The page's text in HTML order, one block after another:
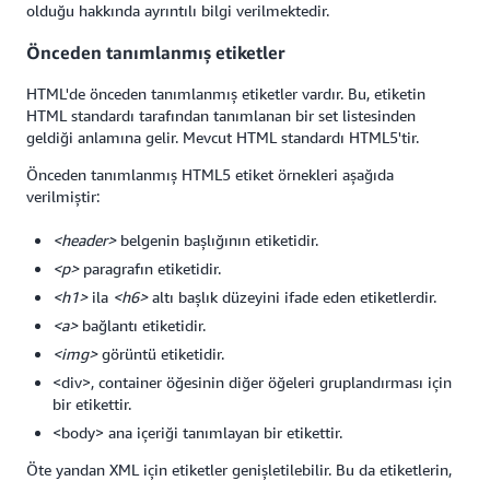
olduğu hakkında ayrıntılı bilgi verilmektedir.
Önceden tanımlanmış etiketler
HTML'de önceden tanımlanmış etiketler vardır. Bu, etiketin
HTML standardı tarafından tanımlanan bir set listesinden
geldiği anlamına gelir. Mevcut HTML standardı HTML5'tir.
Önceden tanımlanmış HTML5 etiket örnekleri aşağıda
verilmiştir:
<header>belgenin başlığının etiketidir.
<p>paragrafın etiketidir.
<h1> ila <h6>altı başlık düzeyini ifade eden etiketlerdir.
<a>bağlantı etiketidir.
<img>görüntü etiketidir.
<div>, container öğesinin diğer öğeleri gruplandırması için
bir etikettir.
<body> ana içeriği tanımlayan bir etikettir.
Öte yandan XML için etiketler genişletilebilir. Bu da etiketlerin,